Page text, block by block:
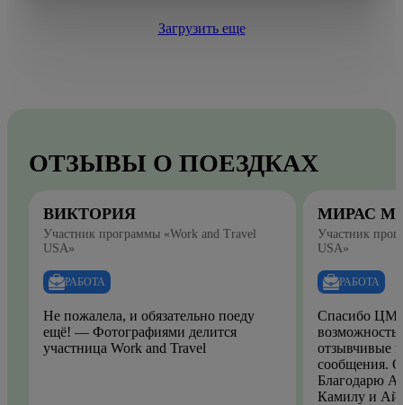
Загрузить еще
ОТЗЫВЫ О ПОЕЗДКАХ
ВИКТОРИЯ
Участник программы «Work and Travel
USA»
РАБОТА
Не пожалела, и обязательно поеду
ещё! — Фотографиями делится
участница Work and Travel
МИРАС
Участник
USA»
РАБОТА
Спасибо ЦМО
отзывчивые
сообщения.
Благодарю
Камилу и